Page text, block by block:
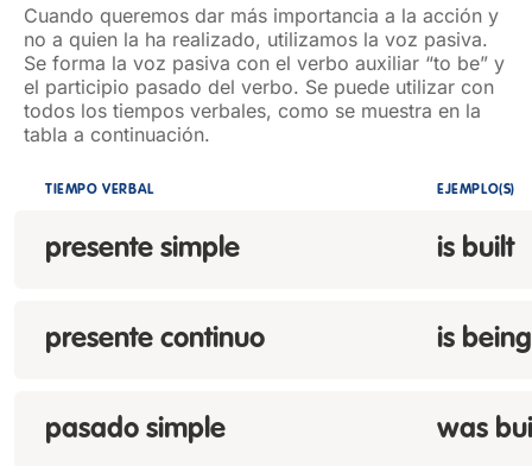
Cuando queremos dar más importancia a la acción y
no a quien la ha realizado, utilizamos la voz pasiva.
Se forma la voz pasiva con el verbo auxiliar “to be” y
el participio pasado del verbo. Se puede utilizar con
todos los tiempos verbales, como se muestra en la
tabla a continuación.
TIEMPO VERBAL EJEMPLO(S)
presente simple is built
presente continuo is
pasado simple was